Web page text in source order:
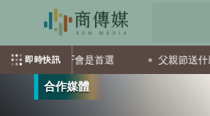
即時快訊
這兩檔ETF會是首選 父親節送什
合作媒體